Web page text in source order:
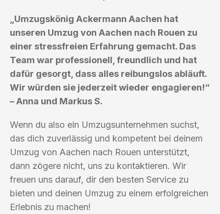
„Umzugskönig Ackermann Aachen hat
unseren Umzug von Aachen nach Rouen zu
einer stressfreien Erfahrung gemacht. Das
Team war professionell, freundlich und hat
dafür gesorgt, dass alles reibungslos abläuft.
Wir würden sie jederzeit wieder engagieren!“
– Anna und Markus S.
Wenn du also ein Umzugsunternehmen suchst,
das dich zuverlässig und kompetent bei deinem
Umzug von Aachen nach Rouen unterstützt,
dann zögere nicht, uns zu kontaktieren. Wir
freuen uns darauf, dir den besten Service zu
bieten und deinen Umzug zu einem erfolgreichen
Erlebnis zu machen!